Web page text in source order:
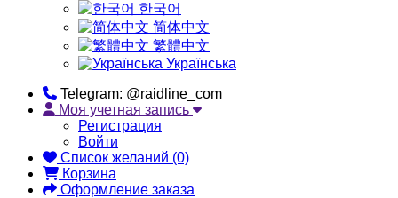
한국어
简体中文
繁體中文
Українська
Telegram: @raidline_com
Моя учетная запись
Регистрация
Войти
Список желаний (0)
Корзина
Оформление заказа